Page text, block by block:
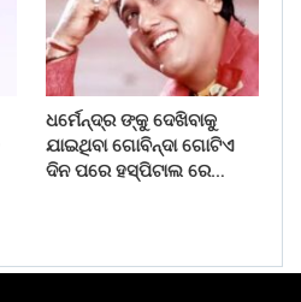
ଧର୍ମେନ୍ଦ୍ର ଙ୍କୁ ଦେଖିବାକୁ
ଯାଇଥିବା ଗୋବିନ୍ଦା ଗୋଟିଏ
ଦିନ ପରେ ହସ୍ପିଟାଲ ରେ…